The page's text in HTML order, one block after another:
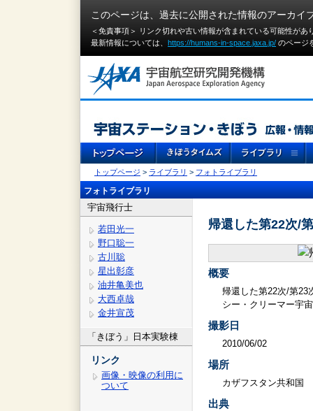
このページは、過去に公開された情報のアーカイ
＜免責事項＞ リンク切れや古い情報が含まれている可能性が
最新情報については、 https://humans-in-space.jaxa.jp/ のページ
トップページ > ライブラリ > フォトライブラリ
フォトライブラリ
宇宙飛行士
若田光一
野口聡一
古川聡
星出彰彦
油井亀美也
大西卓哉
金井宣茂
「きぼう」日本実験棟
リンク
画像・映像の利用に
ついて
帰還した第22次/
概要
帰還した第22次/第23
シー・クリーマー宇
撮影日
2010/06/02
場所
カザフスタン共和国
出典